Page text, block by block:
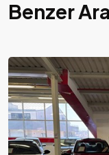
Benzer